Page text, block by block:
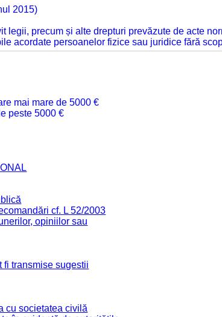
2015)
legii, precum și alte drepturi prevăzute de acte
acordate persoanelor fizice sau juridice fără
mai mare de 5000 €
peste 5000 €
cf. L 52/2003
opiniilor sau
fi transmise sugestii
cu societatea civilă